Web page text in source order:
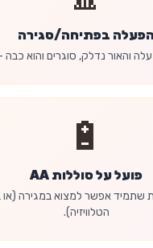
הפעלה בפתיחה/סגירה
והאור נדלק, סוגרים והוא כבה
🔋
פועל על סוללות AA
שתמיד אפשר למצוא במגירה
הטלוויזיה).